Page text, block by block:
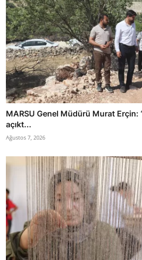
MARSU Genel Müdürü Murat Erçin:
açıkt...
Ağustos 7, 2026